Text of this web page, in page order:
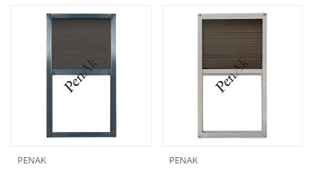
PENAK
PENAK